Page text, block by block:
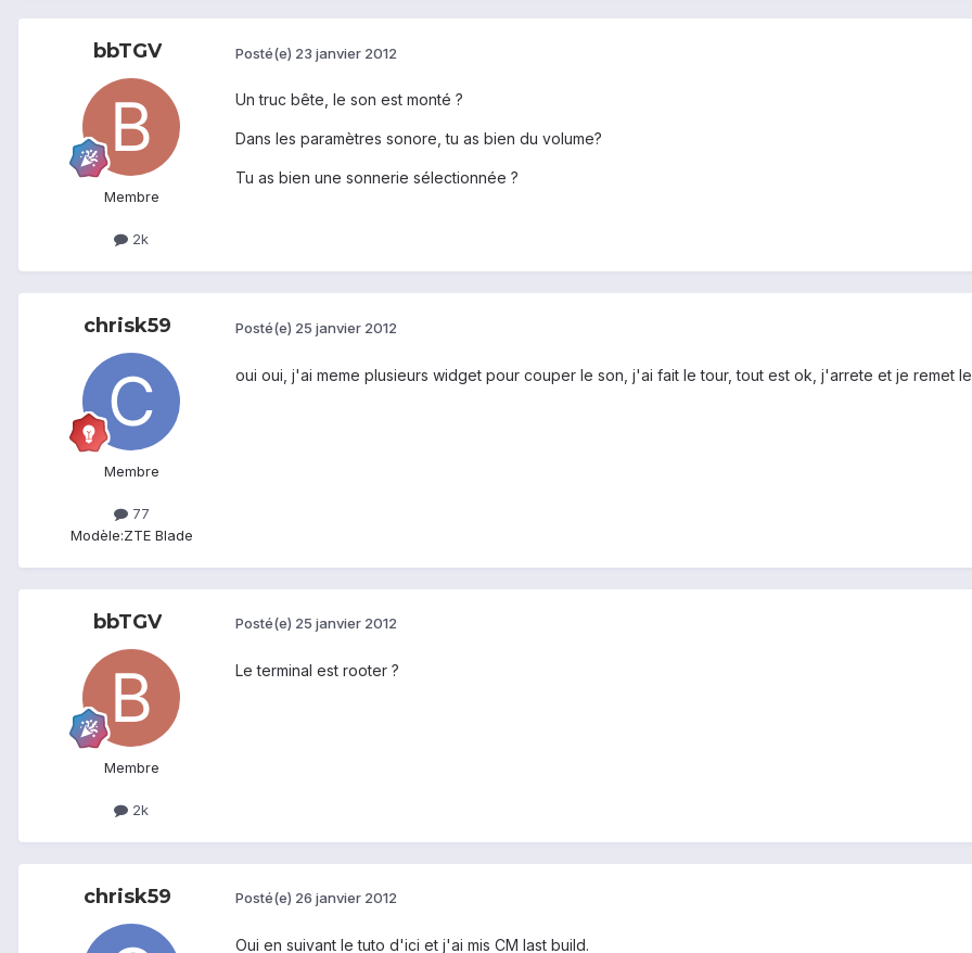
bbTGV
Membre
2k
Posté(e) 23 janvier 2012
Un truc bête, le son est monté ?
Dans les paramètres sonore, tu as bien du volume?
Tu as bien une sonnerie sélectionnée ?
chrisk59
Membre
77
Modèle:ZTE Blade
Posté(e) 25 janvier 2012
oui oui, j'ai meme plusieurs widget pour couper le son, j'ai fait le tour, tout est ok, j'arrete et je remet
bbTGV
Membre
2k
Posté(e) 25 janvier 2012
Le terminal est rooter ?
chrisk59 Posté(e) 26 janvier 2012
Oui en suivant le tuto d'ici et j'ai mis CM last build.